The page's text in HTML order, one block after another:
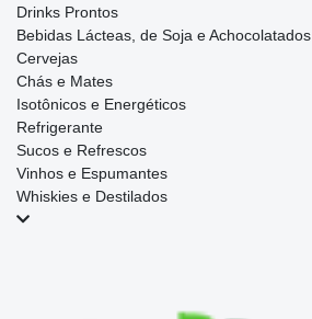
Drinks Prontos
Bebidas Lácteas, de Soja e Achocolatados
Cervejas
Chás e Mates
Isotônicos e Energéticos
Refrigerante
Sucos e Refrescos
Vinhos e Espumantes
Whiskies e Destilados